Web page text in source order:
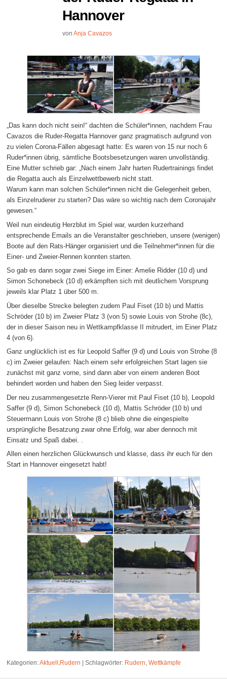
Hannover
vonAnja Cavazos
„Das kann doch nicht sein!“ dachten die Schüler*innen, nachdem Frau
Cavazos die Ruder-Regatta Hannover ganz pragmatisch aufgrund von
zu vielen Corona-Fällen abgesagt hatte: Es waren von 15 nur noch 6
Ruder*innen übrig, sämtliche Bootsbesetzungen waren unvollständig.
Eine Mutter schrieb gar: „Nach einem Jahr harten Rudertrainings findet
die Regatta auch als Einzelwettbewerb nicht statt.
Warum kann man solchen Schüler*innen nicht die Gelegenheit geben,
als Einzelruderer zu starten? Das wäre so wichtig nach dem Coronajahr
gewesen.“
Weil nun eindeutig Herzblut im Spiel war, wurden kurzerhand
entsprechende Emails an die Veranstalter geschrieben, unsere (wenigen)
Boote auf den Rats-Hänger organisiert und die Teilnehmer*innen für die
Einer- und Zweier-Rennen konnten starten.
So gab es dann sogar zwei Siege im Einer: Amelie Ridder (10 d) und
Simon Schonebeck (10 d) erkämpften sich mit deutlichem Vorsprung
jeweils klar Platz 1 über 500 m.
Über dieselbe Strecke belegten zudem Paul Fiset (10 b) und Mattis
Schröder (10 b) im Zweier Platz 3 (von 5) sowie Louis von Strohe (8c),
der in dieser Saison neu in Wettkampfklasse II mitrudert, im Einer Platz
4 (von 6).
Ganz unglücklich ist es für Leopold Saffer (9 d) und Louis von Strohe (8
c) im Zweier gelaufen: Nach einem sehr erfolgreichen Start lagen sie
zunächst mit ganz vorne, sind dann aber von einem anderen Boot
behindert worden und haben den Sieg leider verpasst.
Der neu zusammengesetzte Renn-Vierer mit Paul Fiset (10 b), Leopold
Saffer (9 d), Simon Schonebeck (10 d), Mattis Schröder (10 b) und
Steuermann Louis von Strohe (8 c) blieb ohne die eingespielte
ursprüngliche Besatzung zwar ohne Erfolg, war aber dennoch mit
Einsatz und Spaß dabei. .
Allen einen herzlichen Glückwunsch und klasse, dass ihr euch für den
Start in Hannover eingesetzt habt!
Kategorien:Aktuell,Rudern |Schlagwörter: Rudern,Wettkämpfe